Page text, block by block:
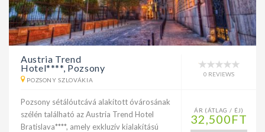
Austria Trend
Hotel****, Pozsony
POZSONY SZLOVÁKIA
0 REVIEWS
Pozsony sétálóutcává alakított óvárosának
szélén található az Austria Trend Hotel
Bratislava****, amely exkluzív kialakítású
ÁR (ÁTLAG / ÉJ)
32,500FT